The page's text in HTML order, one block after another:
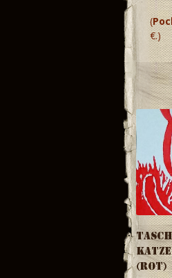
(
€.)
(rot)